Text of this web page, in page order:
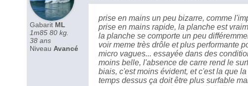
Gabarit ML
1m85 80 kg.
38 ans
Niveau Avancé
prise en mains un peu bizarre, comme
prise en mains rapide, la planche est
la planche se comporte un peu
voir meme très drôle et plus performante
micro vagues... essayée dans des
moins belle, l'absence de carre rend le
biais, c'est moins évident, et c'est la que
temps dessus ça doit être plus surfable